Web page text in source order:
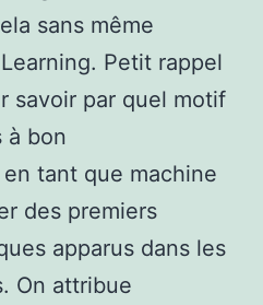
sans même
Petit rappel
savoir par quel motif
à bon
en tant que machine
des premiers
apparus dans les
On attribue